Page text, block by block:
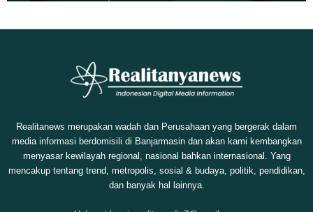
Realitanews merupakan wadah dan Perusahaan yang bergerak dalam
media informasi berdomisili di Banjarmasin dan akan kami kembangkan
menyasar kewilayah regional, nasional bahkan internasional. Yang
mencakup tentang trend, metropolis, sosial & budaya, politik, pendidikan,
dan banyak hal lainnya.